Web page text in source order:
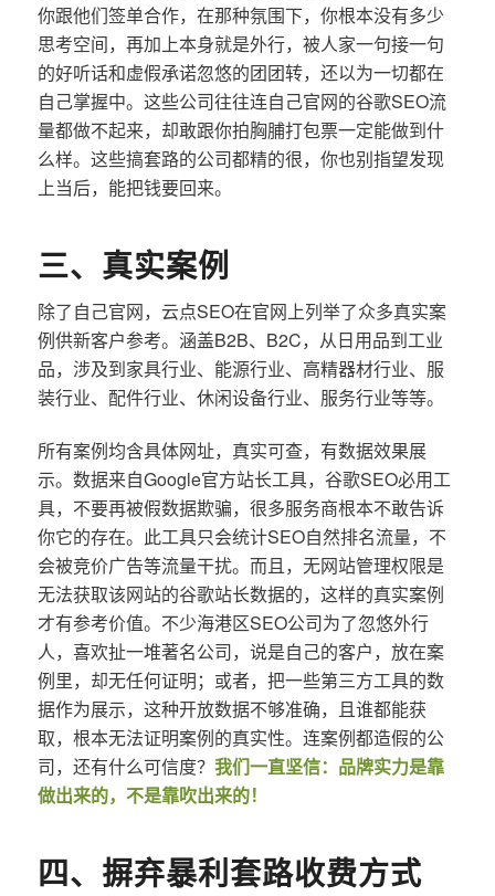
你跟他们签单合作，在那种氛围下，你根本没有多少
思考空间，再加上本身就是外行，被人家一句接一句
的好听话和虚假承诺忽悠的团团转，还以为一切都在
自己掌握中。这些公司往往连自己官网的谷歌SEO流
量都做不起来，却敢跟你拍胸脯打包票一定能做到什
么样。这些搞套路的公司都精的很，你也别指望发现
上当后，能把钱要回来。
三、真实案例
除了自己官网，云点SEO在官网上列举了众多真实案
例供新客户参考。涵盖B2B、B2C，从日用品到工业
品，涉及到家具行业、能源行业、高精器材行业、服
装行业、配件行业、休闲设备行业、服务行业等等。
所有案例均含具体网址，真实可查，有数据效果展
示。数据来自Google官方站长工具，谷歌SEO必用工
具，不要再被假数据欺骗，很多服务商根本不敢告诉
你它的存在。此工具只会统计SEO自然排名流量，不
会被竞价广告等流量干扰。而且，无网站管理权限是
无法获取该网站的谷歌站长数据的，这样的真实案例
才有参考价值。不少海港区SEO公司为了忽悠外行
人，喜欢扯一堆著名公司，说是自己的客户，放在案
例里，却无任何证明；或者，把一些第三方工具的数
据作为展示，这种开放数据不够准确，且谁都能获
取，根本无法证明案例的真实性。连案例都造假的公
司，还有什么可信度？ 我们一直坚信：品牌实力是靠
做出来的，不是靠吹出来的！
四、摒弃暴利套路收费方式